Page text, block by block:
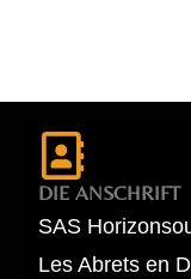
DIE ANSCHRIFT
SAS
Les Abrets en